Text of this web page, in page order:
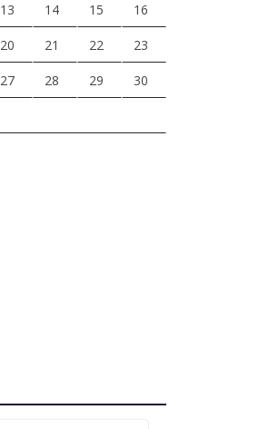
13 14 15 16
20 21 22 23
27 28 29 30